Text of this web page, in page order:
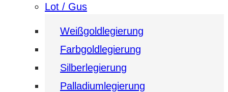
Lot / Gus
Weißgoldlegierung
Farbgoldlegierung
Silberlegierung
Palladiumlegierung